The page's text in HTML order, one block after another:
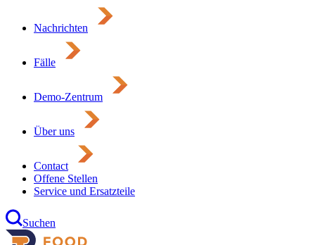
Nachrichten
Fälle
Demo-Zentrum
Über uns
Contact
Offene Stellen
Service und Ersatzteile
Suchen